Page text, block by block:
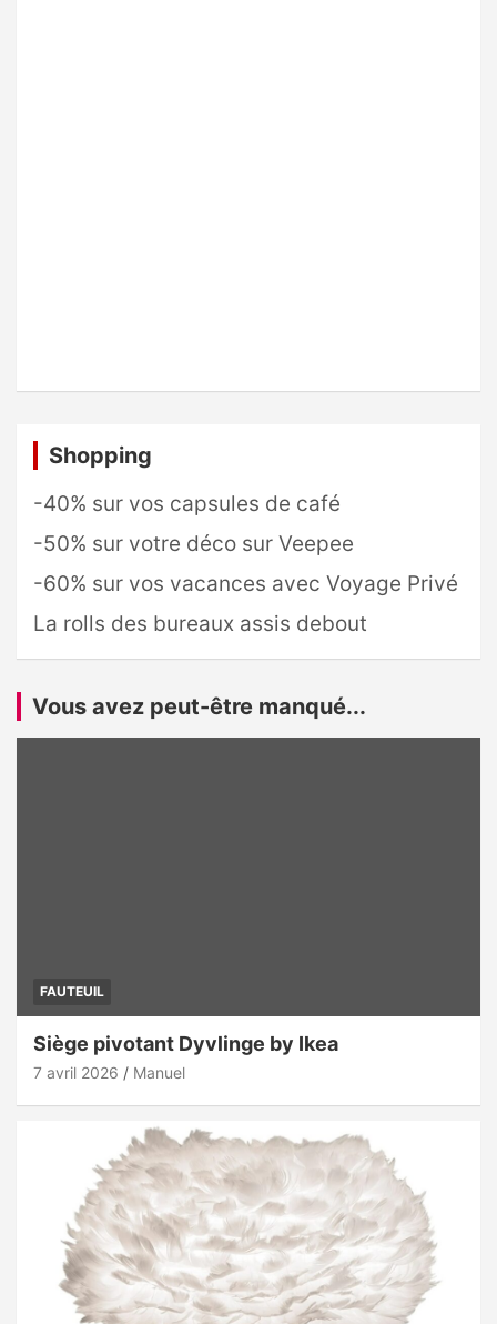
Shopping
-40% sur vos capsules de café
-50% sur votre déco sur Veepee
-60% sur vos vacances avec Voyage Privé
La rolls des bureaux assis debout
Vous avez peut-être manqué...
FAUTEUIL
Siège pivotant Dyvlinge by Ikea
7 avril 2026 Manuel